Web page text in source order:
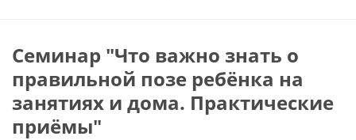
Семинар "Что важно знать о
правильной позе ребёнка на
занятиях и дома. Практические
приёмы"